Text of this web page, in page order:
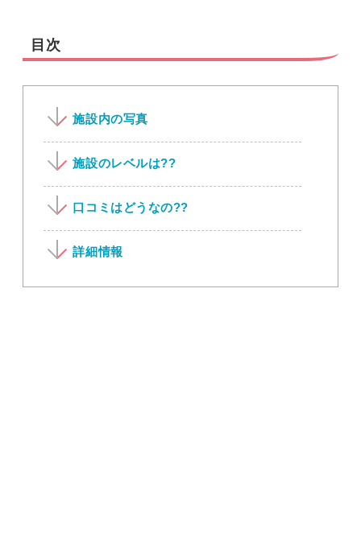
目次
施設内の写真
施設のレベルは??
口コミはどうなの??
詳細情報